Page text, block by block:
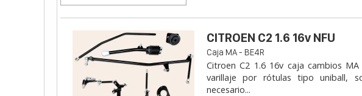
CITROEN C2 1.6 16v NFU
Caja MA - BE4R
Citroen C2 1.6 16v caja cambios
varillaje por rótulas tipo uniball,
necesario...